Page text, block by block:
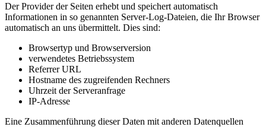
Der Provider der Seiten erhebt und speichert automatisch
Informationen in so genannten Server-Log-Dateien, die Ihr Browser
automatisch an uns übermittelt. Dies sind:
Browsertyp und Browserversion
verwendetes Betriebssystem
Referrer URL
Hostname des zugreifenden Rechners
Uhrzeit der Serveranfrage
IP-Adresse
Eine Zusammenführung dieser Daten mit anderen Datenquellen